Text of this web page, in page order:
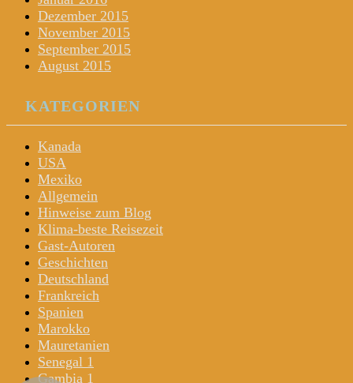
Dezember 2015
November 2015
September 2015
August 2015
KATEGORIEN
Kanada
USA
Mexiko
Allgemein
Hinweise zum Blog
Klima-beste Reisezeit
Gast-Autoren
Geschichten
Deutschland
Frankreich
Spanien
Marokko
Mauretanien
Senegal 1
Gambia 1